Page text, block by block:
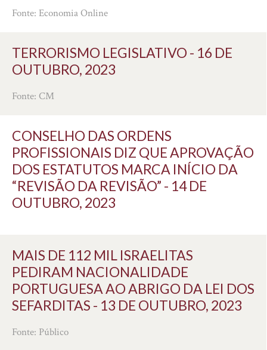
Fonte: Economia Online
TERRORISMO LEGISLATIVO - 16 DE
OUTUBRO, 2023
Fonte: CM
CONSELHO DAS ORDENS
PROFISSIONAIS DIZ QUE APROVAÇÃO
DOS ESTATUTOS MARCA INÍCIO DA
“REVISÃO DA REVISÃO” - 14 DE
OUTUBRO, 2023
MAIS DE 112 MIL ISRAELITAS
PEDIRAM NACIONALIDADE
PORTUGUESA AO ABRIGO DA LEI DOS
SEFARDITAS - 13 DE OUTUBRO, 2023
Fonte: Público